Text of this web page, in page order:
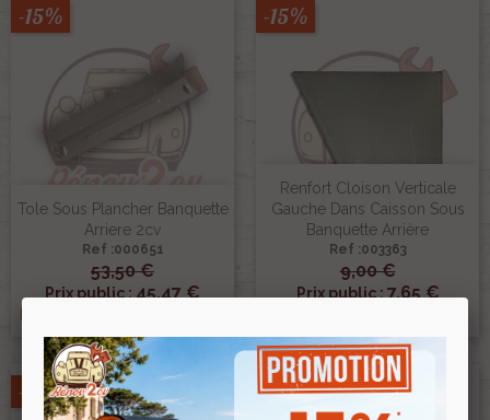
Tole Sous Plancher Banquette
Arriere 2cv
Ref :000651
53,50 €
Prix public : 45,47 €
-15%
Renfort Cloison Verticale
Gauche Dans Caisson Sous
Banquette Arrière
Ref :003363
9,00 €
Prix public : 7,65 €
-15%
-15% -15%